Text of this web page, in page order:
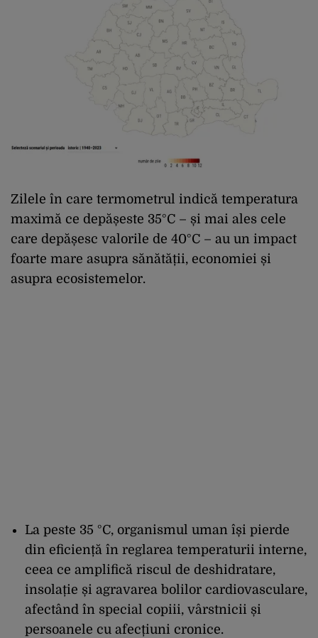
Zilele în care termometrul indică temperatura
maximă ce depășeste 35°C – și mai ales cele
care depășesc valorile de 40°C – au un impact
foarte mare asupra sănătății, economiei și
asupra ecosistemelor.
La peste 35 °C, organismul uman își pierde
din eficiență în reglarea temperaturii interne,
ceea ce amplifică riscul de deshidratare,
insolație și agravarea bolilor cardiovasculare,
afectând în special copiii, vârstnicii și
persoanele cu afecțiuni cronice.